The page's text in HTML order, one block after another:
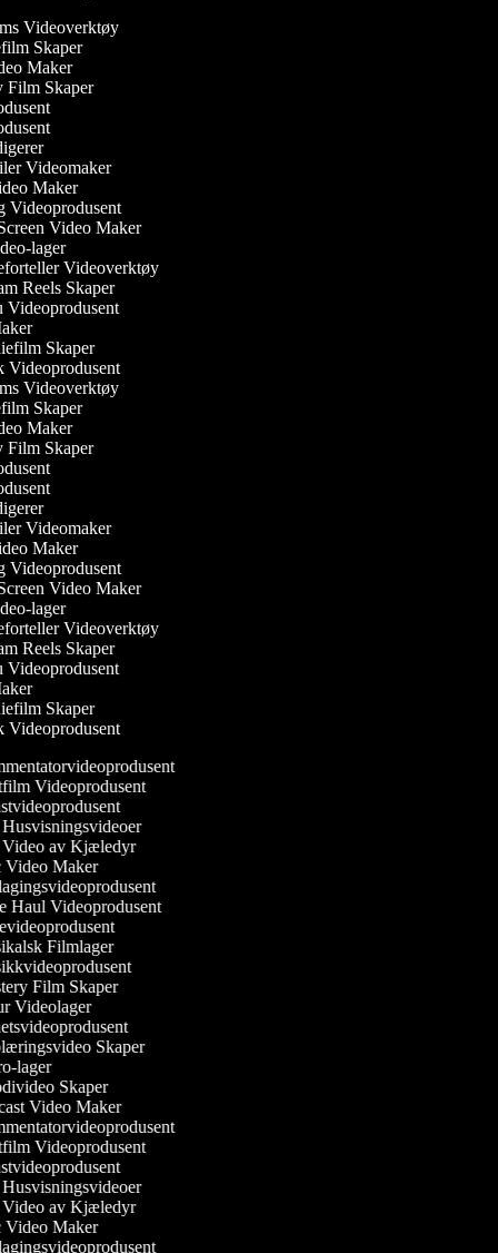
Videoverktøy
Skaper
Maker
Film Skaper
Videomaker
Maker
Videoprodusent
Screen Video Maker
lager
Videoverktøy
Reels Skaper
Videoprodusent
Skaper
Videoprodusent
Videoverktøy
Skaper
Maker
Film Skaper
Videomaker
Maker
Videoprodusent
Screen Video Maker
lager
Videoverktøy
Reels Skaper
Videoprodusent
Skaper
Videoprodusent
Videoprodusent
av Kjæledyr
Maker
Haul Videoprodusent
Filmlager
Film Skaper
Videolager
Skaper
lager
Skaper
Video Maker
Videoprodusent
av Kjæledyr
Maker